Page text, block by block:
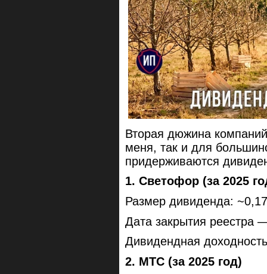
Вторая дюжина
меня, так и для
придерживаются
1. Светофор (за 2025
Размер дивиденда:
Дата закрытия реестра
Дивидендная
2. МТС (за 2025 год)